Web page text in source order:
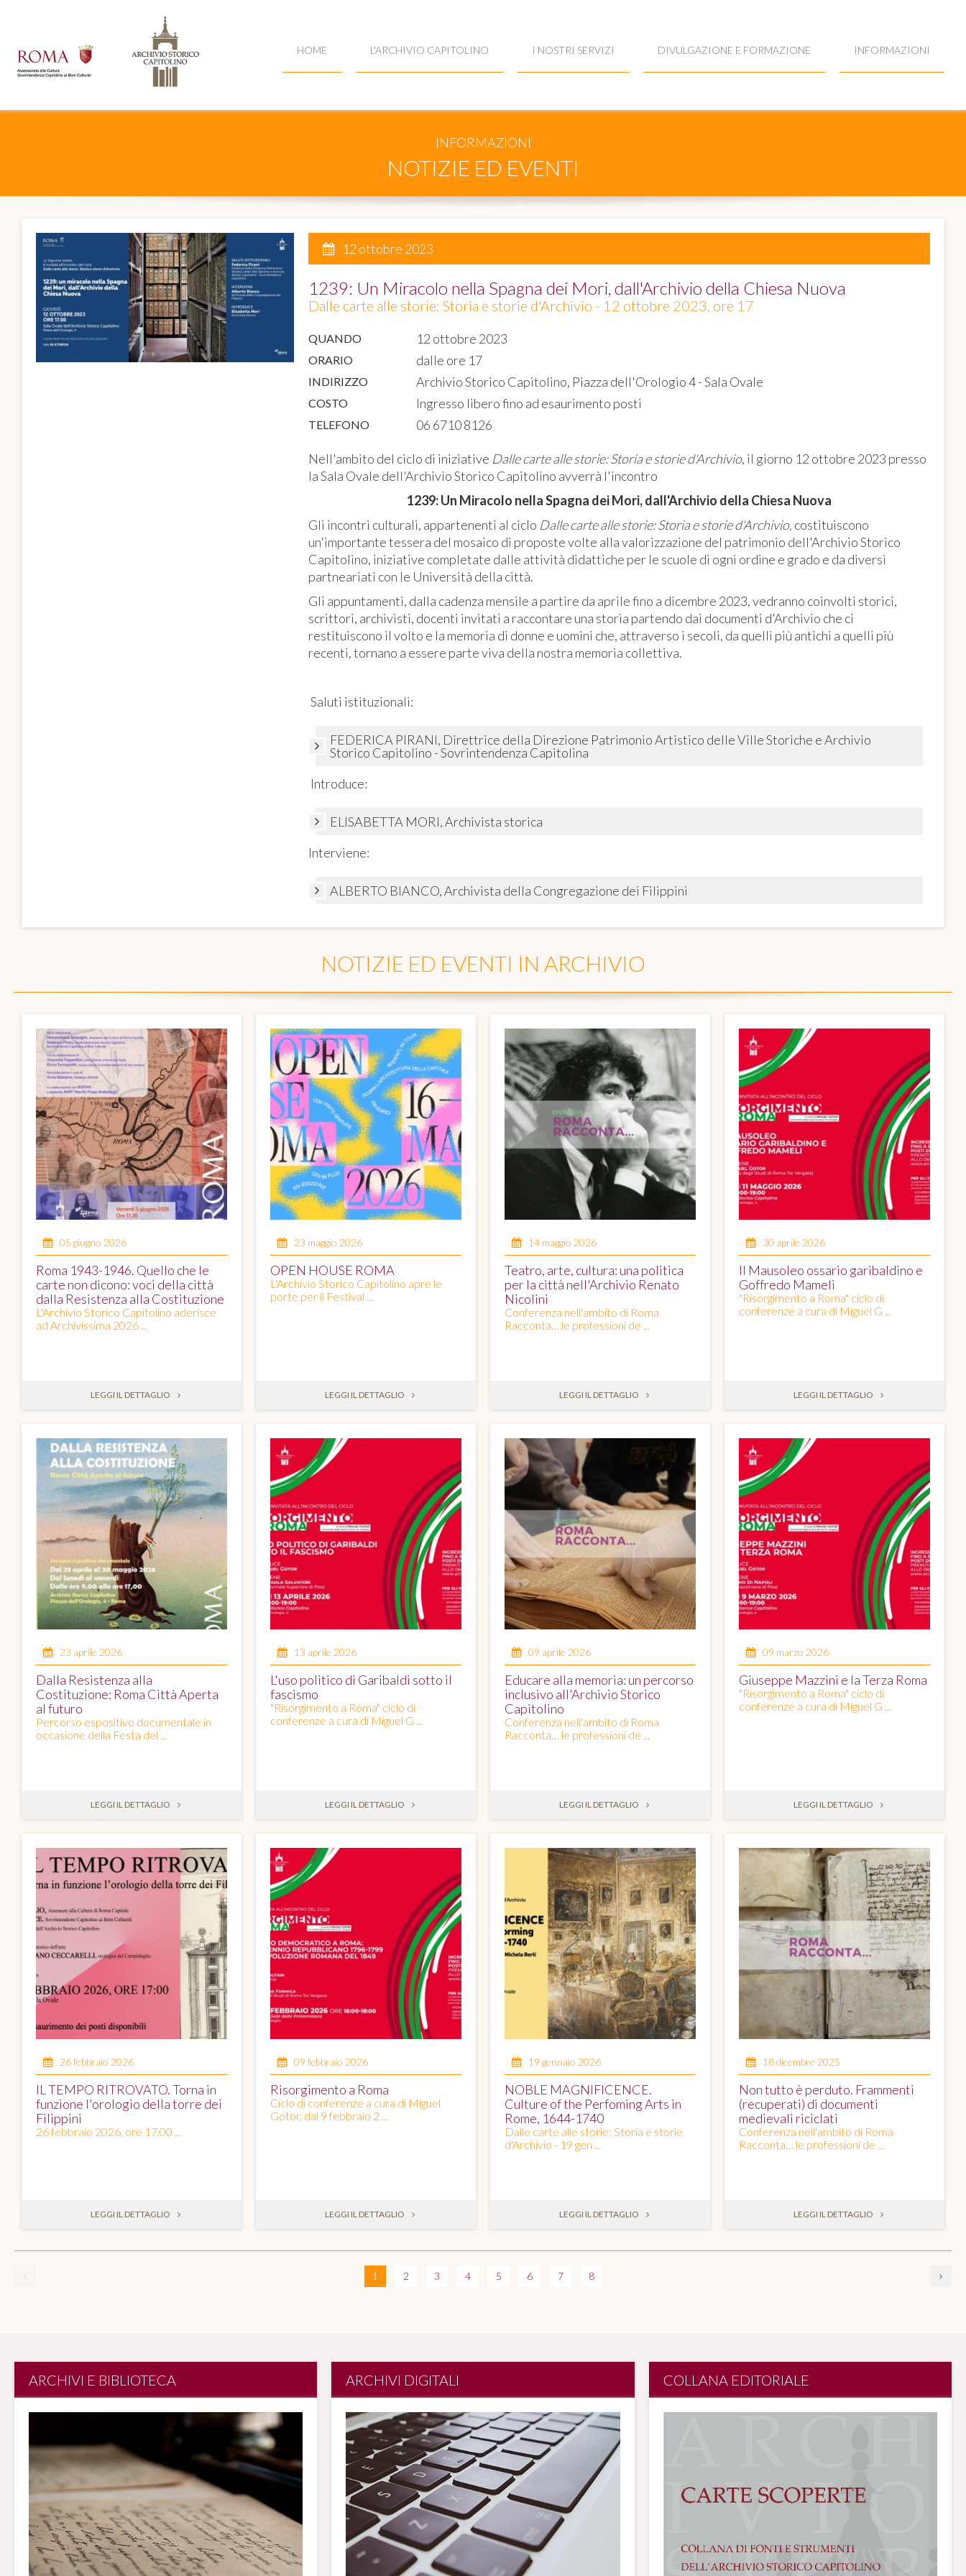
HOME L'ARCHIVIO CAPITOLINO I NOSTRI SERVIZI DIVULGAZIONE E FORMAZIONE INFORMAZIONI
INFORMAZIONI
NOTIZIE ED EVENTI
12 ottobre 2023
1239: Un Miracolo nella Spagna dei Mori, dall'Archivio della Chiesa Nuova
Dalle carte alle storie: Storia e storie d'Archivio - 12 ottobre 2023, ore 17
QUANDO 12 ottobre 2023
ORARIO dalle ore 17
INDIRIZZO Archivio Storico Capitolino, Piazza dell'Orologio 4 - Sala Ovale
COSTO Ingresso libero fino ad esaurimento posti
TELEFONO 06 6710 8126
Nell'ambito del ciclo di iniziative Dalle carte alle storie: Storia e storie d'Archivio, il giorno 12 ottobre 2023 presso
la Sala Ovale dell'Archivio Storico Capitolino avverrà l'incontro
1239: Un Miracolo nella Spagna dei Mori, dall'Archivio della Chiesa Nuova
Gli incontri culturali, appartenenti al ciclo Dalle carte alle storie: Storia e storie d'Archivio, costituiscono
un'importante tessera del mosaico di proposte volte alla valorizzazione del patrimonio dell'Archivio Storico
Capitolino, iniziative completate dalle attività didattiche per le scuole di ogni ordine e grado e da diversi
partneariati con le Università della città.
Gli appuntamenti, dalla cadenza mensile a partire da aprile fino a dicembre 2023, vedranno coinvolti storici,
scrittori, archivisti, docenti invitati a raccontare una storia partendo dai documenti d'Archivio che ci
restituiscono il volto e la memoria di donne e uomini che, attraverso i secoli, da quelli più antichi a quelli più
recenti, tornano a essere parte viva della nostra memoria collettiva.
Saluti istituzionali:
FEDERICA PIRANI, Direttrice della Direzione Patrimonio Artistico delle Ville Storiche e Archivio
Storico Capitolino - Sovrintendenza Capitolina
Introduce:
ELISABETTA MORI, Archivista storica
Interviene:
ALBERTO BIANCO, Archivista della Congregazione dei Filippini
NOTIZIE ED EVENTI IN ARCHIVIO
05 giugno 2026
Roma 1943-1946. Quello che le
carte non dicono: voci della città
dalla Resistenza alla Costituzione
L'Archivio Storico Capitolino aderisce
ad Archivissima 2026 ...
LEGGI IL DETTAGLIO
23 maggio 2026
OPEN HOUSE ROMA
L'Archivio Storico Capitolino apre le
porte per il Festival ...
LEGGI IL DETTAGLIO
14 maggio 2026
Teatro, arte, cultura: una politica
per la città nell'Archivio Renato
Nicolini
Conferenza nell'ambito di Roma
Racconta… le professioni de ...
LEGGI IL DETTAGLIO
30 aprile 2026
Il Mausoleo ossario garibaldino e
Goffredo Mameli
"Risorgimento a Roma" ciclo di
conferenze a cura di Miguel G ...
LEGGI IL DETTAGLIO
23 aprile 2026
Dalla Resistenza alla
Costituzione: Roma Città Aperta
al futuro
Percorso espositivo documentale in
occasione della Festa del ...
LEGGI IL DETTAGLIO
13 aprile 2026
L'uso politico di Garibaldi sotto il
fascismo
"Risorgimento a Roma" ciclo di
conferenze a cura di Miguel G ...
LEGGI IL DETTAGLIO
09 aprile 2026
Educare alla memoria: un percorso
inclusivo all'Archivio Storico
Capitolino
Conferenza nell'ambito di Roma
Racconta… le professioni de ...
LEGGI IL DETTAGLIO
09 marzo 2026
Giuseppe Mazzini e la Terza Roma
"Risorgimento a Roma" ciclo di
conferenze a cura di Miguel G ...
LEGGI IL DETTAGLIO
26 febbraio 2026
IL TEMPO RITROVATO. Torna in
funzione l'orologio della torre dei
Filippini
26 febbraio 2026, ore 17.00 ...
LEGGI IL DETTAGLIO
09 febbraio 2026
Risorgimento a Roma
Ciclo di conferenze a cura di Miguel
Gotor, dal 9 febbraio 2 ...
LEGGI IL DETTAGLIO
19 gennaio 2026
NOBLE MAGNIFICENCE.
Culture of the Perfoming Arts in
Rome, 1644-1740
Dalle carte alle storie: Storia e storie
d'Archivio - 19 gen ...
LEGGI IL DETTAGLIO
18 dicembre 2025
Non tutto è perduto. Frammenti
(recuperati) di documenti
medievali riciclati
Conferenza nell'ambito di Roma
Racconta… le professioni de ...
LEGGI IL DETTAGLIO
1 2 3 4 5 6 7 8
ARCHIVI E BIBLIOTECA ARCHIVI DIGITALI COLLANA EDITORIALE